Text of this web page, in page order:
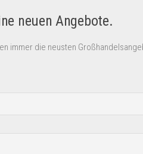
neuen Angebote.
immer die neusten